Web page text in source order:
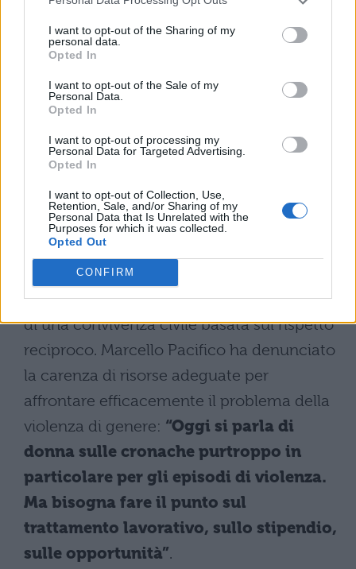
I want to opt-out of the Sharing of my
personal data.
Opted In
I want to opt-out of the Sale of my
Personal Data.
Opted In
I want to opt-out of processing my
Personal Data for Targeted Advertising.
Opted In
I want to opt-out of Collection, Use,
Retention, Sale, and/or Sharing of my
Personal Data that Is Unrelated with the
Purposes for which it was collected.
Opted Out
CONFIRM
ufficiale.
L’Anief propone di utilizzare questa
condizione professionale come
valido per consentire il pensionamento
anticipato
per le forze armate.
rispetto
Il convegno ha posto l’accento sul
fondamentale ruolo educativo delle
istituzioni scolastichenella promozione
di una convivenza civile basata sul rispetto
reciproco. Marcello Pacifico ha denunciato
la carenza di risorse adeguate per
affrontare efficacemente il problema della
violenza di genere: “Oggi si parla di
donna sulle cronache purtroppo in
particolare per gli episodi di violenza.
Ma bisogna fare il punto sul
trattamento lavorativo, sullo stipendio,
sulle opportunità”.